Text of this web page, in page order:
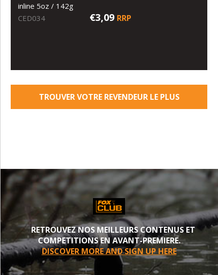
inline 5oz / 142g
CED034
€3,09 RRP
TROUVER VOTRE REVENDEUR LE PLUS
RETROUVEZ NOS MEILLEURS CONTENUS ET
COMPETITIONS EN AVANT-PREMIERE.
DISCOVER MORE AND SIGN UP HERE